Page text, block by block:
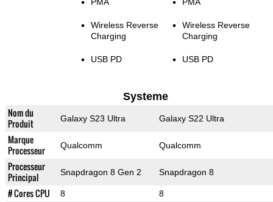
Wireless Reverse
Charging
USB PD
Wireless Reverse
Charging
USB PD
Systeme
Nom du
Produit
Galaxy S23 Ultra Galaxy S22 Ultra
Marque
Processeur
Qualcomm Qualcomm
Processeur
Principal
Snapdragon 8 Gen 2 Snapdragon 8
# Cores CPU 8 8